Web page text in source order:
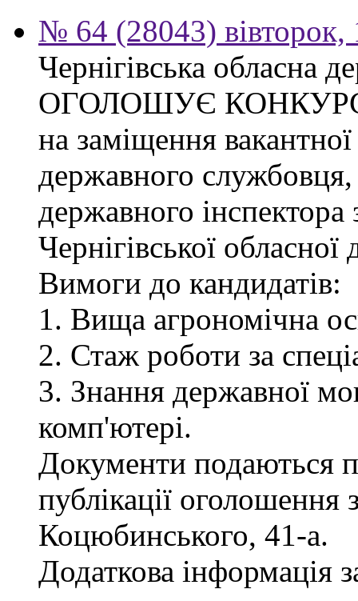
№ 64 (28043) вівторок,
Чернігівська обласна
ОГОЛОШУЄ
на заміщення
державного
державного інспектора
Чернігівської обласної
Вимоги до кандидатів:
1. Вища агрономічна
2. Стаж роботи за
3. Знання державної
комп'ютері.
Документи подаються
публікації оголошення
Коцюбинського, 41-а.
Додаткова інформація